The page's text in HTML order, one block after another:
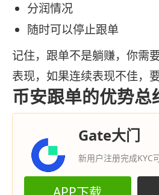
分润情况
随时可以停止跟单
记住，跟单不是躺赚，你需
表现，如果连续表现不佳，
币安跟单的优势总
Gate大门
新用户注册完成KYC